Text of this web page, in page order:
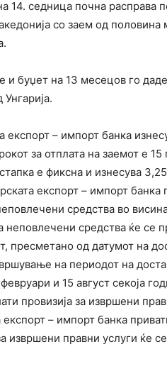
седница почна расправа
со заем од половина
и буџет на 13 месецов го
експорт – импорт банка
за отплата на заемот е 15
е фиксна и изнесува
експорт – импорт банка
средства во
неповлечени средства ќе се
пресметано од датумот на
на периодот на
и 15 август секоја
провизија за извршени
– импорт банка
извршени правни услуги ќе